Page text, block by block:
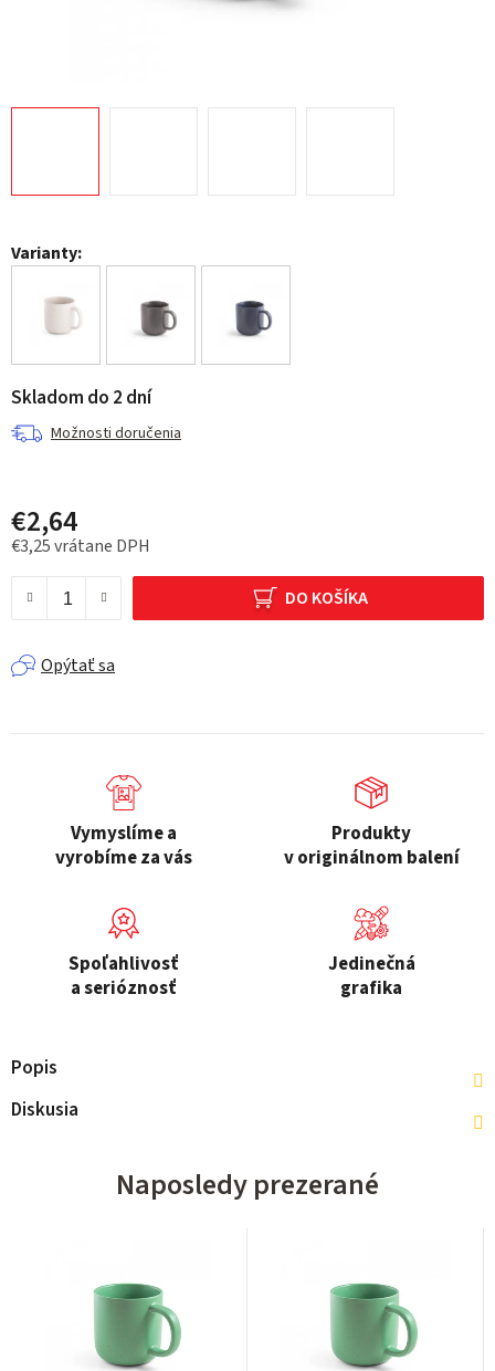
Varianty:
Skladom do 2 dní
Možnosti doručenia
€2,64
€3,25 vrátane DPH
DO KOŠÍKA
Opýtať sa
Vymyslíme a
vyrobíme za vás
Produkty
v originálnom balení
Spoľahlivosť
a serióznosť
Jedinečná
grafika
Popis
Diskusia
Naposledy prezerané